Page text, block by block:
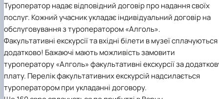
Туроператор надає відповідний договір про надання своїх
послуг. Кожний учасник укладає індивідуальний договір на
обслуговування з туроператором «Алголь».
Факультативні екскурсії та вхідні білети в музеї сплачуються
додатково! Бажаючі мають можливість замовити
туроператору «Алголь» факультативні екскурсії за
плату. Перелік факультативних екскурсій надсилається
туроператором при укладанні договору.